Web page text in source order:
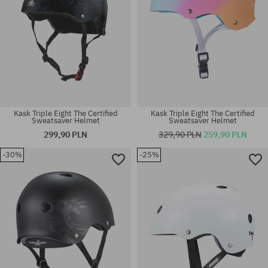
Dostępne rozmiary:
S-M; XS-S
Dostępne rozmiary:
Kask Triple Eight The Certified
Sweatsaver Helmet
299,90 PLN
Kask Triple Eight The Certified
Sweatsaver Helmet
329,90 PLN 259,90 PLN
-30% -25%